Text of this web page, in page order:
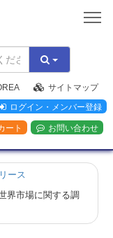
サイトマップ
ログイン・メンバー登録
ート お問い合わせ
ース
界市場に関する調